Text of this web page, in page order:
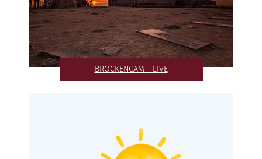
BROCKENCAM - LIVE